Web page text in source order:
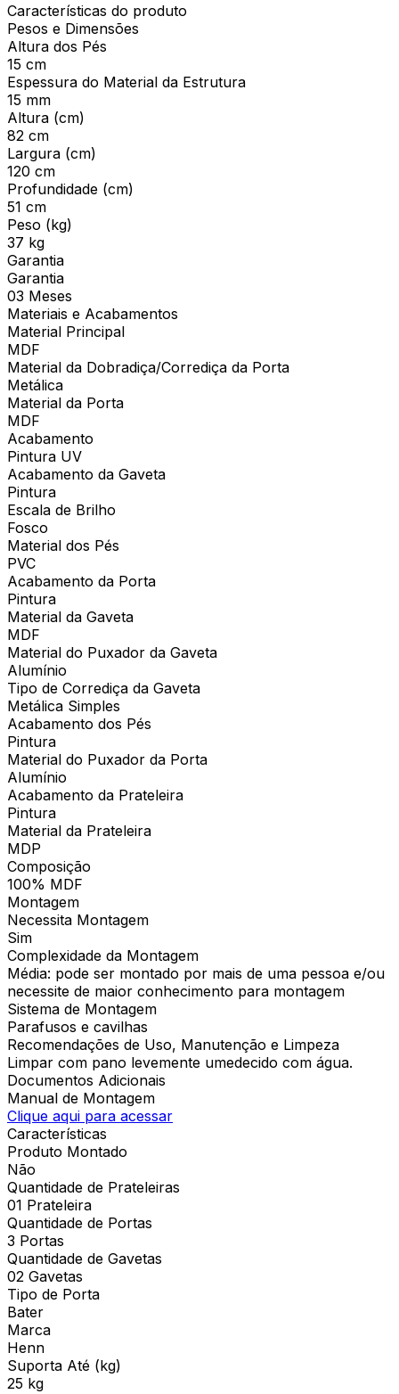
Características do produto
Pesos e Dimensões
Altura dos Pés
15 cm
Espessura do Material da Estrutura
15 mm
Altura (cm)
82 cm
Largura (cm)
120 cm
Profundidade (cm)
51 cm
Peso (kg)
37 kg
Garantia
Garantia
03 Meses
Materiais e Acabamentos
Material Principal
MDF
Material da Dobradiça/Corrediça da Porta
Metálica
Material da Porta
MDF
Acabamento
Pintura UV
Acabamento da Gaveta
Pintura
Escala de Brilho
Fosco
Material dos Pés
PVC
Acabamento da Porta
Pintura
Material da Gaveta
MDF
Material do Puxador da Gaveta
Alumínio
Tipo de Corrediça da Gaveta
Metálica Simples
Acabamento dos Pés
Pintura
Material do Puxador da Porta
Alumínio
Acabamento da Prateleira
Pintura
Material da Prateleira
MDP
Composição
100% MDF
Montagem
Necessita Montagem
Sim
Complexidade da Montagem
Média: pode ser montado por mais de uma pessoa e/ou
necessite de maior conhecimento para montagem
Sistema de Montagem
Parafusos e cavilhas
Recomendações de Uso, Manutenção e Limpeza
Limpar com pano levemente umedecido com água.
Documentos Adicionais
Manual de Montagem
Clique aqui para acessar
Características
Produto Montado
Não
Quantidade de Prateleiras
01 Prateleira
Quantidade de Portas
3 Portas
Quantidade de Gavetas
02 Gavetas
Tipo de Porta
Bater
Marca
Henn
Suporta Até (kg)
25 kg